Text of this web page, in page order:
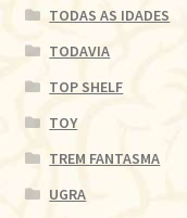
TODAS AS IDADES
TODAVIA
TOP SHELF
TOY
TREM FANTASMA
UGRA